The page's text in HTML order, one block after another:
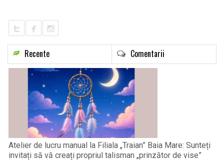
Recente Comentarii
Atelier de lucru manual la Filiala „Traian” Baia Mare: Sunteți
invitați să vă creați propriul talisman „prinzător de vise”